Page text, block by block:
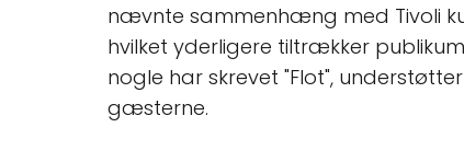
nævnte sammenhæng med Tivoli
hvilket yderligere tiltrækker
nogle har skrevet "Flot",
gæsterne.